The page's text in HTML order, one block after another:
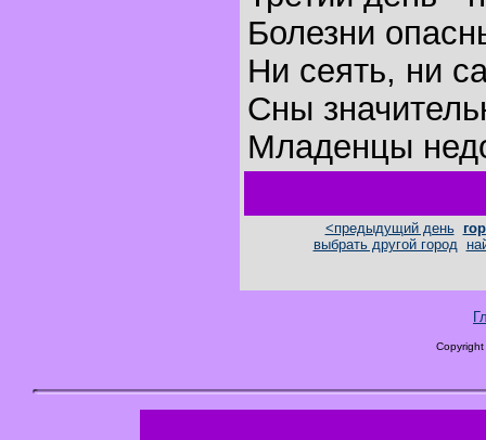
Болезни
Ни сеять, ни
Сны
Младенцы
<предыдущий день
выбрать другой город